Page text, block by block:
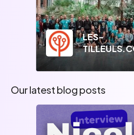
LES-
Our latest blog posts